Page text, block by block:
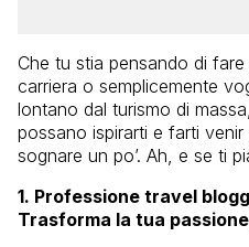
Che tu stia pensando di
carriera o semplicemente
lontano dal turismo di
possano ispirarti e farti
sognare un po’. Ah, e se ti
1. Professione travel
Trasforma la tua